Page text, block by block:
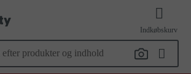
Indkøbskurv